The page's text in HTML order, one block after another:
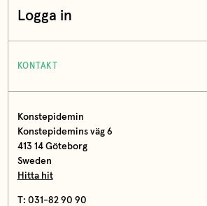
Logga in
KONTAKT
Konstepidemin
Konstepidemins väg 6
413 14 Göteborg
Sweden
Hitta hit
T: 031-82 90 90